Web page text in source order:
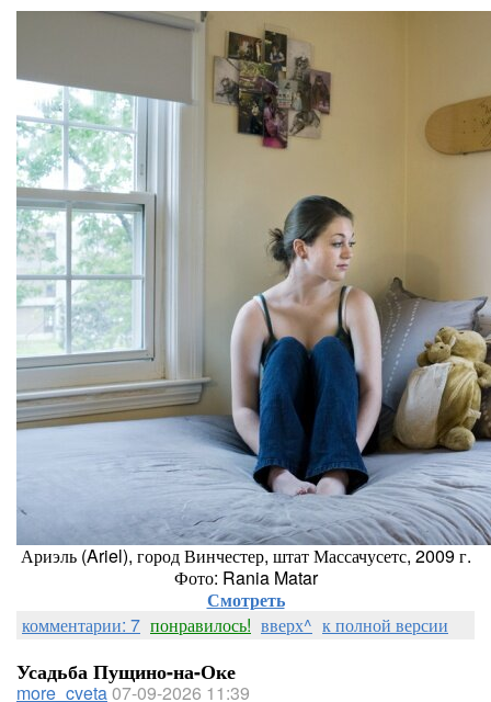
Ариэль (Ariel), город Винчестер, штат Массачусетс, 2009 г.
Фото: Rania Matar
Смотреть
комментарии: 7 понравилось! вверх^ к полной версии
Усадьба Пущино-на-Оке
more_cveta07-09-2026 11:39